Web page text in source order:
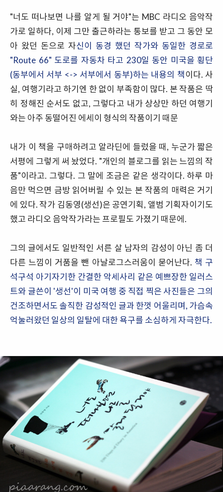
"너도 떠나보면 나를 알게 될 거야"는 MBC 라디오 음악작
가로 일하다, 이제 그만 출근하라는 통보를 받고 그 동안 모
아 왔던 돈으로 자신이 동경 했던 작가와 동일한 경로로
"Route 66" 도로를 자동차 타고 230일 동안 미국을 횡단
(동부에서 서부 <-> 서부에서 동부)하는 내용의 책이다. 사
실, 여행기라고 하기엔 한 없이 부족함이 많다. 본 작품은 딱
히 정해진 순서도 없고, 그렇다고 내가 상상만 하던 여행기
와는 아주 동떨어진 에세이 형식의 작품이기 때문
내가 이 책을 구매하려고 알라딘에 들렀을 때, 누군가 짧은
서평에 그렇게 써 놨었다. "개인의 블로그를 읽는 느낌의 작
품"이라고. 그렇다. 그 말에 조금은 같은 생각이다. 하루 마
음만 먹으면 금방 읽어버릴 수 있는 본 작품의 매력은 거기
에 있다. 작가 김동영(생선)은 공연기획, 앨범 기획자이기도
했고 라디오 음악작가라는 프로필도 가졌기 때문에.
그의 글에서도 일반적인 서른 살 남자의 감성이 아닌 좀 더
다른 느낌이 거품을 뺀 아날로그스러움이 묻어난다. 책 구
석구석 아기자기한 간결한 악세사리 같은 예쁘장한 일러스
트와 글쓴이 '생선'이 미국 여행 중 직접 찍은 사진들은 그의
건조하면서도 솔직한 감성적인 글과 한껏 어울리며, 가슴속
억눌러왔던 일상의 일탈에 대한 욕구를 소심하게 자극한다.